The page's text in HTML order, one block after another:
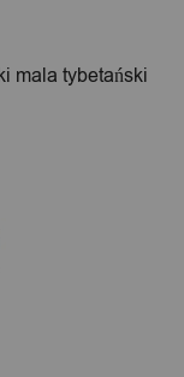
mala tybetański